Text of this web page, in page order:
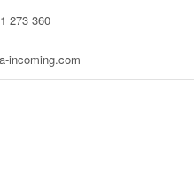
273 360
incoming.com